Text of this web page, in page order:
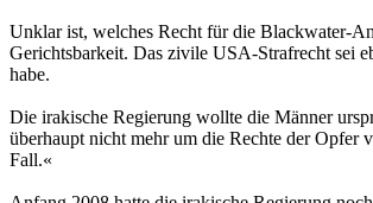
Unklar ist, welches Recht für die Blackwater-
Gerichtsbarkeit. Das zivile USA-Strafrecht sei
habe.
Die irakische Regierung wollte die Männer
überhaupt nicht mehr um die Rechte der Opfer
Fall.«